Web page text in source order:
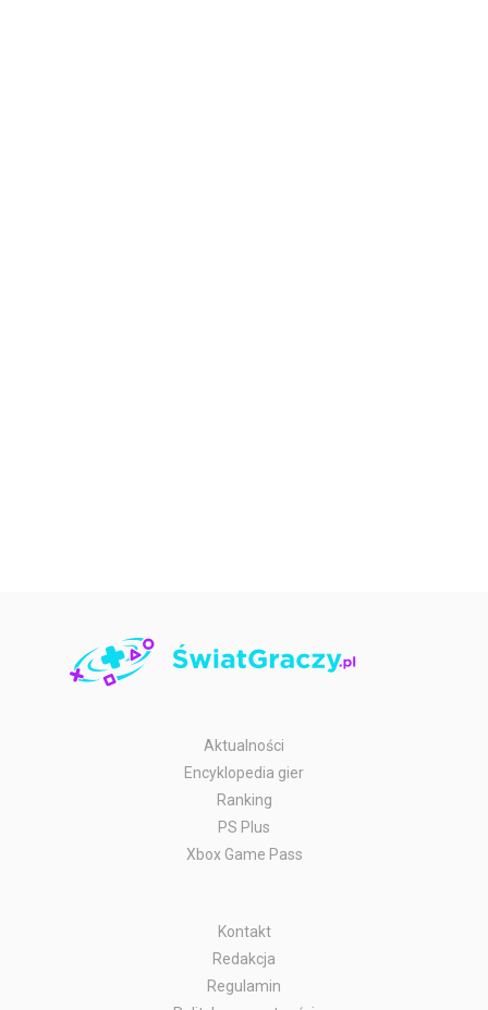
Aktualności
Encyklopedia gier
Ranking
PS Plus
Xbox Game Pass
Kontakt
Redakcja
Regulamin